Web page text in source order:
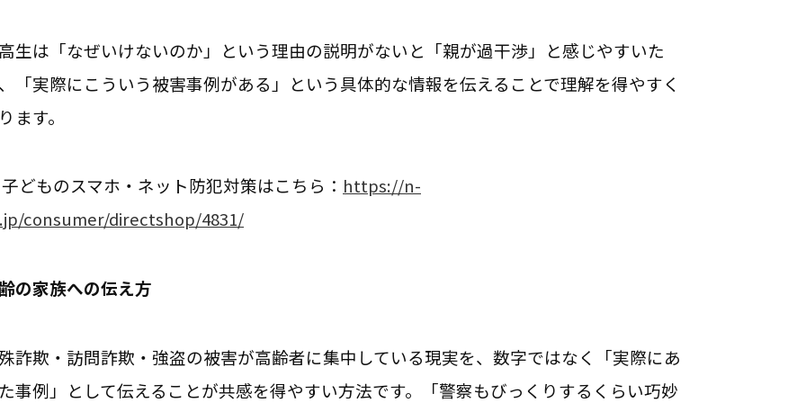
生は「なぜいけないのか」という理由の説明がないと「親が過干渉」と感じやすいた
「実際にこういう被害事例がある」という具体的な情報を伝えることで理解を得やすく
ます。
どものスマホ・ネット防犯対策はこちら： https://n-
consumer/directshop/4831/
の家族への伝え方
詐欺・訪問詐欺・強盗の被害が高齢者に集中している現実を、数字ではなく「実際にあ
事例」として伝えることが共感を得やすい方法です。「警察もびっくりするくらい巧妙